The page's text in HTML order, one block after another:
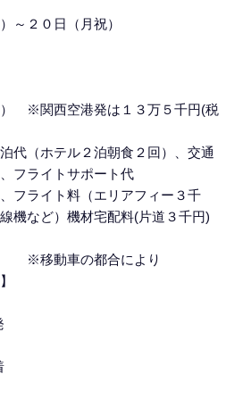
２０日（月祝）
※関西空港発は１３万５千円(税
代（ホテル２泊朝食２回）、交通
フライトサポート代
フライト料（エリアフィー３千
機など）機材宅配料(片道３千円)
車の都合により